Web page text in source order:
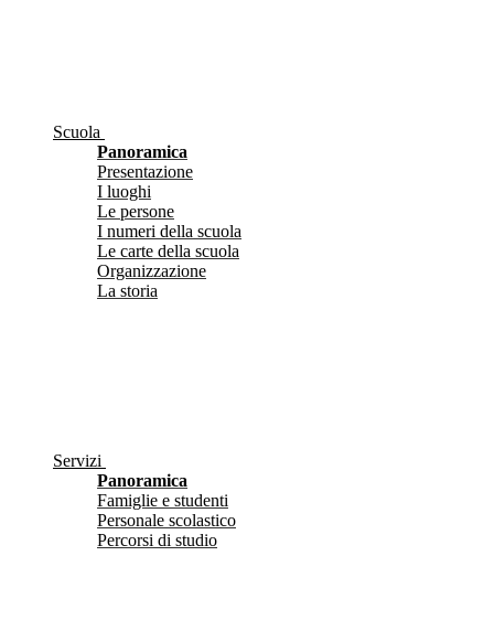
Scuola
Panoramica
Presentazione
I luoghi
Le persone
I numeri della scuola
Le carte della scuola
Organizzazione
La storia
Servizi
Panoramica
Famiglie e studenti
Personale scolastico
Percorsi di studio